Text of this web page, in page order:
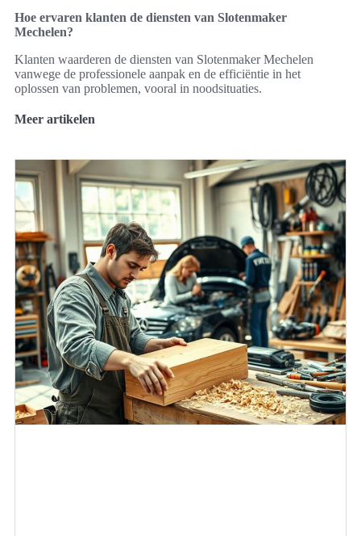
Hoe ervaren klanten de diensten van Slotenmaker
Mechelen?
Klanten waarderen de diensten van Slotenmaker Mechelen
vanwege de professionele aanpak en de efficiëntie in het
oplossen van problemen, vooral in noodsituaties.
Meer artikelen